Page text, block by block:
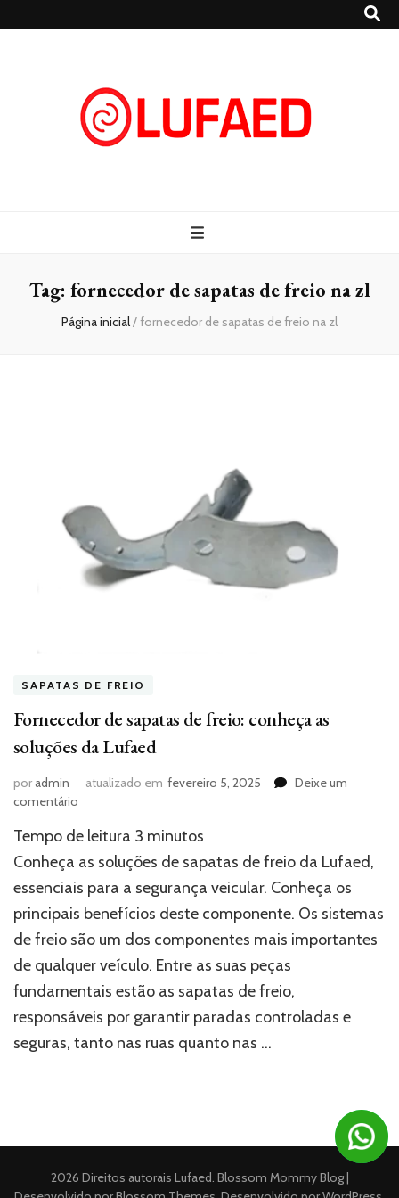
Tag: fornecedor de sapatas de freio na zl
Página inicial/fornecedor de sapatas de freio na zl
SAPATAS DE FREIO
Fornecedor de sapatas de freio: conheça as
soluções da Lufaed
poradmin atualizado em fevereiro 5, 2025
Deixe um
comentário
de
sapatas
freio:
conheça
as
soluções
da
Lufaed
Tempo de leitura 3 minutos
Conheça as soluções de sapatas de freio da Lufaed,
essenciais para a segurança veicular. Conheça os
principais benefícios deste componente. Os sistemas
de freio são um dos componentes mais importantes
de qualquer veículo. Entre as suas peças
fundamentais estão as sapatas de freio,
responsáveis por garantir paradas controladas e
seguras, tanto nas ruas quanto nas …
2026 Direitos autorais Lufaed. Blossom Mommy Blog |